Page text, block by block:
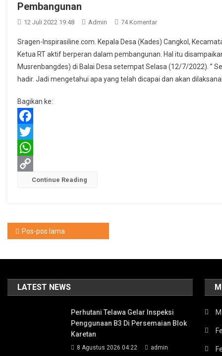
Pembangunan
12 Juli 2022 19:48 Admin 74 KomentarPada
Cangkol
Suwandi
Meminta
Semua
Sragen-Inspirasiline.com. Kepala Desa (Kades) Cangkol,
Ketua RT aktif berperan dalam pembangunan. Hal itu
Musrenbangdes) di Balai Desa setempat Selasa (12/7/2022). ”
hadir. Jadi mengetahui apa yang telah dicapai dan akan
Bagikan ke:
Facebook
Twitter
WhatsApp
CopyContinue Reading
Navigasi
Pos-pos lama
LATEST NEWS
Perhutani Telawa Gelar Inspeksi
Penggunaan B3 Di Persemaian Blok
Karetan
8 Agustus 2026 04:22 admin